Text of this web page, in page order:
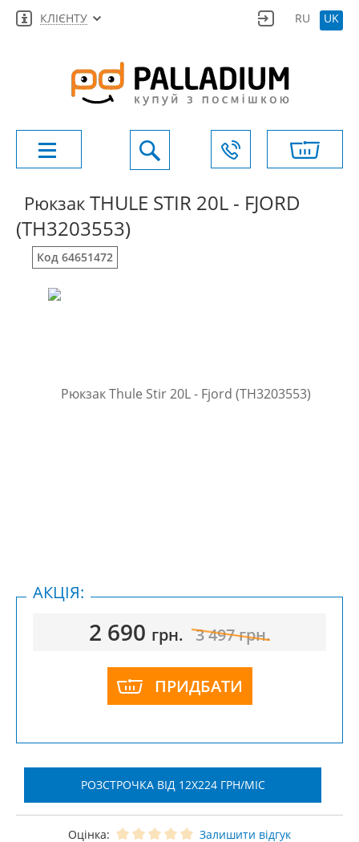
КЛІЄНТУ RU UK
Рюкзак THULE STIR 20L - FJORD
(TH3203553)
Код 64651472
2 690 грн. 3 497грн.
ПРИДБАТИ
АКЦІЯ:
РОЗСТРОЧКА ВІД 12X224 ГРН/МІС
Оцінка: Залишити відгук